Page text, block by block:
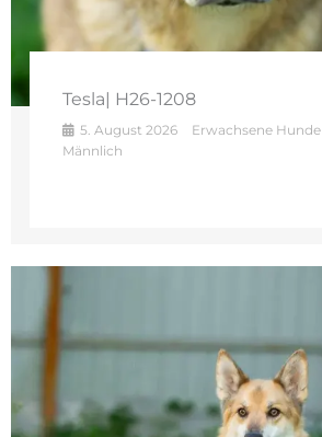
Tesla| H26-1208
5. August 2026 Erwachsene Hunde
Männlich